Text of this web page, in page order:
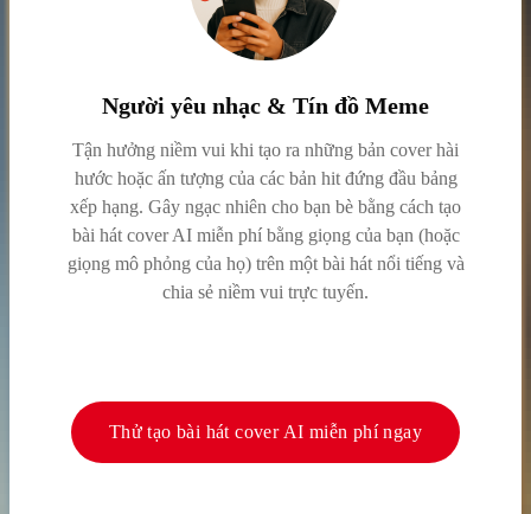
Người yêu nhạc & Tín đồ Meme
Tận hưởng niềm vui khi tạo ra những bản cover hài
hước hoặc ấn tượng của các bản hit đứng đầu bảng
xếp hạng. Gây ngạc nhiên cho bạn bè bằng cách tạo
bài hát cover AI miễn phí bằng giọng của bạn (hoặc
giọng mô phỏng của họ) trên một bài hát nổi tiếng và
chia sẻ niềm vui trực tuyến.
Thử tạo bài hát cover AI miễn phí ngay